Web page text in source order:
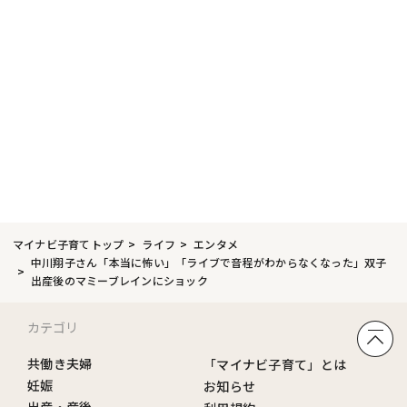
マイナビ子育てトップ ライフ
エンタメ
中川翔子さん「本当に怖い」「ライブで音程がわからなくなった」双子
出産後のマミーブレインにショック
カテゴリ
共働き夫婦
妊娠
「マイナビ子育て」とは
お知らせ